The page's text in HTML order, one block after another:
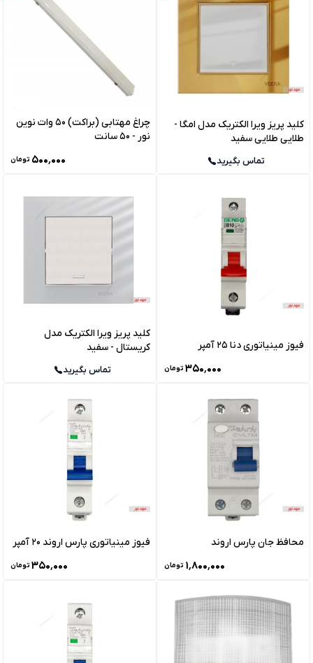
کلید پریز ویرا الکتریک مدل امگا -
طلایی طلایی سفید
تماس بگیرید
چراغ مهتابی (براکت) 50 وات نوین
نور - 50 سانت
۵۰۰٬۰۰۰ تومان
فیوز مینیاتوری دنا 25 آمپر
۳۵۰٬۰۰۰ تومان
کلید پریز ویرا الکتریک مدل
کریستال - سفید
تماس بگیرید
محافظ جان پارس اروند
۱٬۸۰۰٬۰۰۰ تومان
فیوز مینیاتوری پارس اروند 20 آمپر
۳۵۰٬۰۰۰ تومان